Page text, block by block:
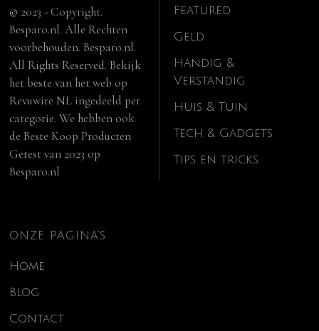
© 2023 - Copyright.
Besparo.nl. Alle Rechten
voorbehouden. Besparo.nl.
All Rights Reserved. Bekijk
het beste van het web op
Revuwire NL ingedeeld per
categorie. We hebben ook
deBeste Koop Producten
Getest van 2023 op
Besparo.nl
Featured
Geld
Handig &
Verstandig
Huis & Tuin
Tech & Gadgets
Tips en tricks
ONZE PAGINA’S
Home
Blog
Contact